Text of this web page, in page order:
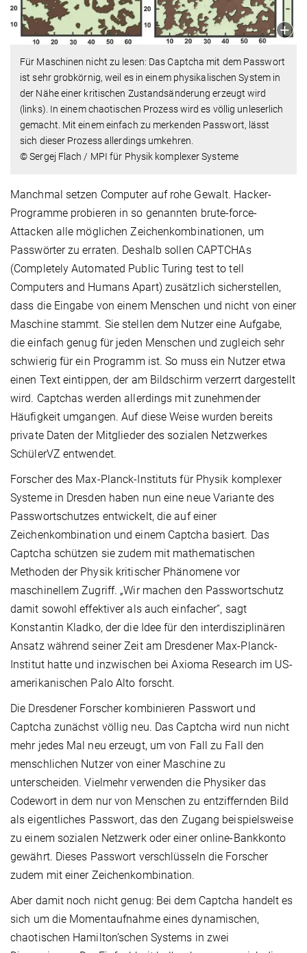
Für Maschinen nicht zu lesen: Das Captcha mit dem Passwort
ist sehr grobkörnig, weil es in einem physikalischen System in
der Nähe einer kritischen Zustandsänderung erzeugt wird
(links). In einem chaotischen Prozess wird es völlig unleserlich
gemacht. Mit einem einfach zu merkenden Passwort, lässt
sich dieser Prozess allerdings umkehren.
© Sergej Flach / MPI für Physik komplexer Systeme
Manchmal setzen Computer auf rohe Gewalt. Hacker-
Programme probieren in so genannten brute-force-
Attacken alle möglichen Zeichenkombinationen, um
Passwörter zu erraten. Deshalb sollen CAPTCHAs
(Completely Automated Public Turing test to tell
Computers and Humans Apart) zusätzlich sicherstellen,
dass die Eingabe von einem Menschen und nicht von einer
Maschine stammt. Sie stellen dem Nutzer eine Aufgabe,
die einfach genug für jeden Menschen und zugleich sehr
schwierig für ein Programm ist. So muss ein Nutzer etwa
einen Text eintippen, der am Bildschirm verzerrt dargestellt
wird. Captchas werden allerdings mit zunehmender
Häufigkeit umgangen. Auf diese Weise wurden bereits
private Daten der Mitglieder des sozialen Netzwerkes
SchülerVZ entwendet.
Forscher des Max-Planck-Instituts für Physik komplexer
Systeme in Dresden haben nun eine neue Variante des
Passwortschutzes entwickelt, die auf einer
Zeichenkombination und einem Captcha basiert. Das
Captcha schützen sie zudem mit mathematischen
Methoden der Physik kritischer Phänomene vor
maschinellem Zugriff. „Wir machen den Passwortschutz
damit sowohl effektiver als auch einfacher“, sagt
Konstantin Kladko, der die Idee für den interdisziplinären
Ansatz während seiner Zeit am Dresdener Max-Planck-
Institut hatte und inzwischen bei Axioma Research im US-
amerikanischen Palo Alto forscht.
Die Dresdener Forscher kombinieren Passwort und
Captcha zunächst völlig neu. Das Captcha wird nun nicht
mehr jedes Mal neu erzeugt, um von Fall zu Fall den
menschlichen Nutzer von einer Maschine zu
unterscheiden. Vielmehr verwenden die Physiker das
Codewort in dem nur von Menschen zu entziffernden Bild
als eigentliches Passwort, das den Zugang beispielsweise
zu einem sozialen Netzwerk oder einer online-Bankkonto
gewährt. Dieses Passwort verschlüsseln die Forscher
zudem mit einer Zeichenkombination.
Aber damit noch nicht genug: Bei dem Captcha handelt es
sich um die Momentaufnahme eines dynamischen,
chaotischen Hamilton’schen Systems in zwei